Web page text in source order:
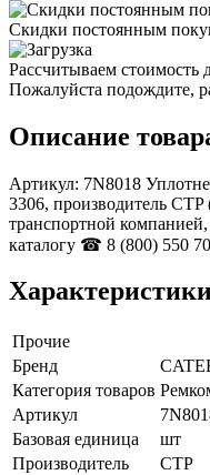
Скидки постоянным
Рассчитываем стоимость
Пожалуйста подождите,
Описание
Артикул: 7N8018
3306, производитель
транспортной
каталогу ☎ 8 (800) 550
Прочие
Бренд
Категория товаров
Артикул
Базовая единица
шт
Производитель
CTP